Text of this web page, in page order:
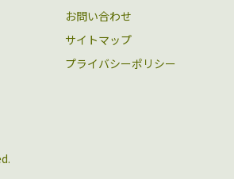
お問い合わせ
サイトマップ
プライバシーポリシー